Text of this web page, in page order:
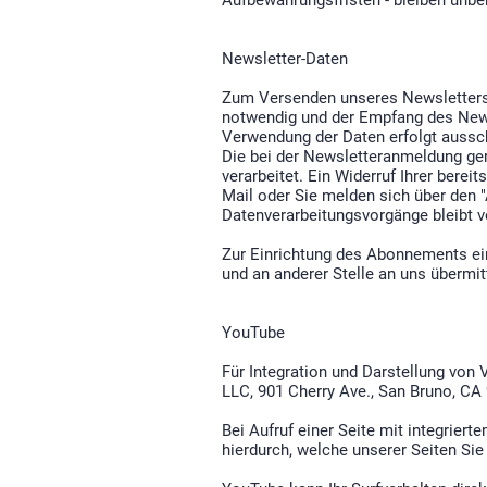
Newsletter-Daten
Zum Versenden unseres
notwendig und der Empfang des
Verwendung der Daten erfolgt
Die bei der Newsletteranmeldung
verarbeitet. Ein Widerruf Ihrer
Mail oder Sie melden sich über
Datenverarbeitungsvorgänge bleibt
Zur Einrichtung des Abonnements
und an anderer Stelle an uns
YouTube
Für Integration und Darstellung von
LLC, 901 Cherry Ave., San Bruno, CA
Bei Aufruf einer Seite mit
hierdurch, welche unserer Seiten